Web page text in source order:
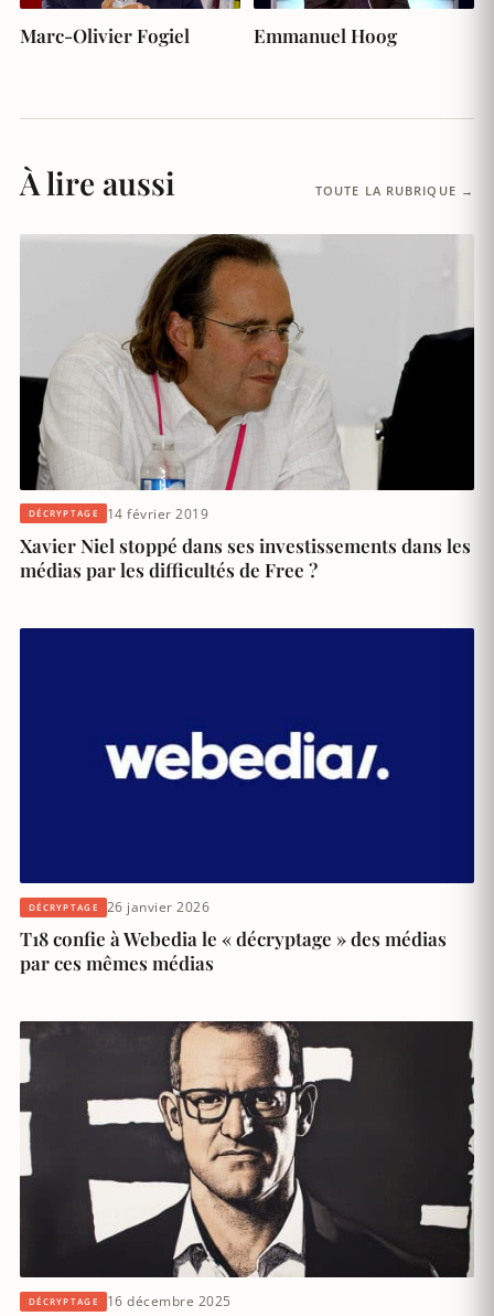
Marc-Olivier Fogiel Emmanuel Hoog
À lire aussi TOUTE LA RUBRIQUE →
DÉCRYPTAGE 14 février 2019
Xavier Niel stoppé dans ses investissements dans les
médias par les difficultés de Free ?
DÉCRYPTAGE 26 janvier 2026
T18 confie à Webedia le « décryptage » des médias
par ces mêmes médias
DÉCRYPTAGE 16 décembre 2025